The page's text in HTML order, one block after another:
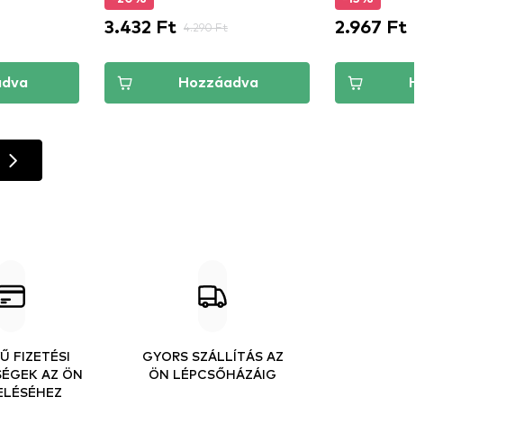
3.432 Ft 4.290 Ft
Hozzáadva
2.967 Ft
Hozzáadva
FIZETÉSI
AZ ÖN
GYORS SZÁLLÍTÁS AZ
ÖN LÉPCSŐHÁZÁIG